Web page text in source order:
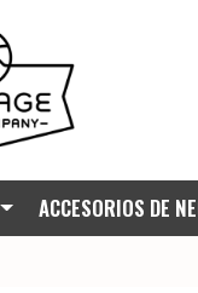
ACCESORIOS DE